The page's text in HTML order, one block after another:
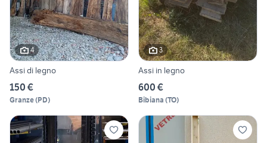
4
Assi di legno
150 €
Granze(PD)
3
Assi in legno
600 €
Bibiana (TO)